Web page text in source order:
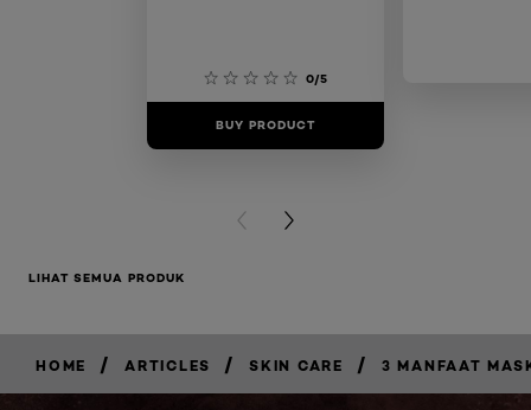
0/5
BUY PRODUCT
PREVIOUS CARD
NEXT CARD
LIHAT SEMUA PRODUK
HOME / ARTICLES / SKIN CARE / 3 MANFAAT